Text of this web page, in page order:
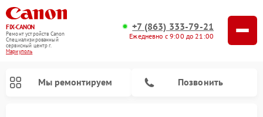
FIX-CANON
Ремонт устройств Canon
Специализированный
cервисный центр г.
Мариуполь
+7 (863) 333-79-21
Ежедневно с 9:00 до 21:00
Мы ремонтируем Позвонить